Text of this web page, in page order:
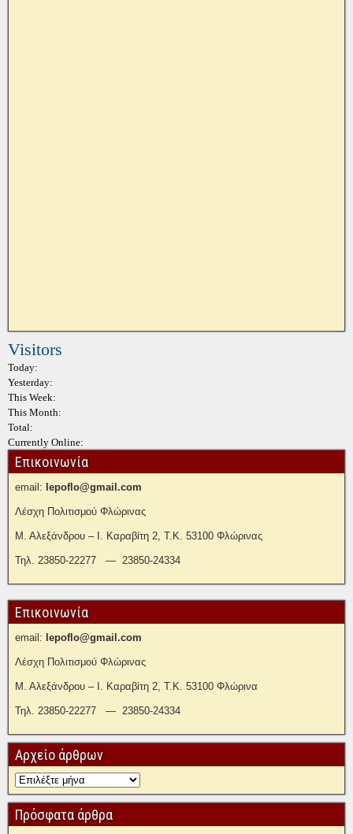
Visitors
Today:
Yesterday:
This Week:
This Month:
Total:
Currently Online:
Επικοινωνία
email: lepoflo@gmail.com
Λέσχη Πολιτισμού Φλώρινας
Μ. Αλεξάνδρου – Ι. Καραβίτη 2, Τ.Κ. 53100 Φλώρινας
Τηλ. 23850-22277 — 23850-24334
Επικοινωνία
email: lepoflo@gmail.com
Λέσχη Πολιτισμού Φλώρινας
Μ. Αλεξάνδρου – Ι. Καραβίτη 2, Τ.Κ. 53100 Φλώρινα
Τηλ. 23850-22277 — 23850-24334
Αρχείο άρθρων
Πρόσφατα άρθρα